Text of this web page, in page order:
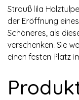
Strauß lila
der Eröffnung
Schöneres, als
verschenken. Sie
einen festen Platz